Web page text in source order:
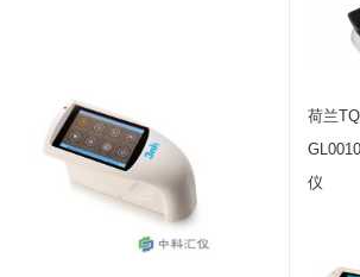
荷兰
仪